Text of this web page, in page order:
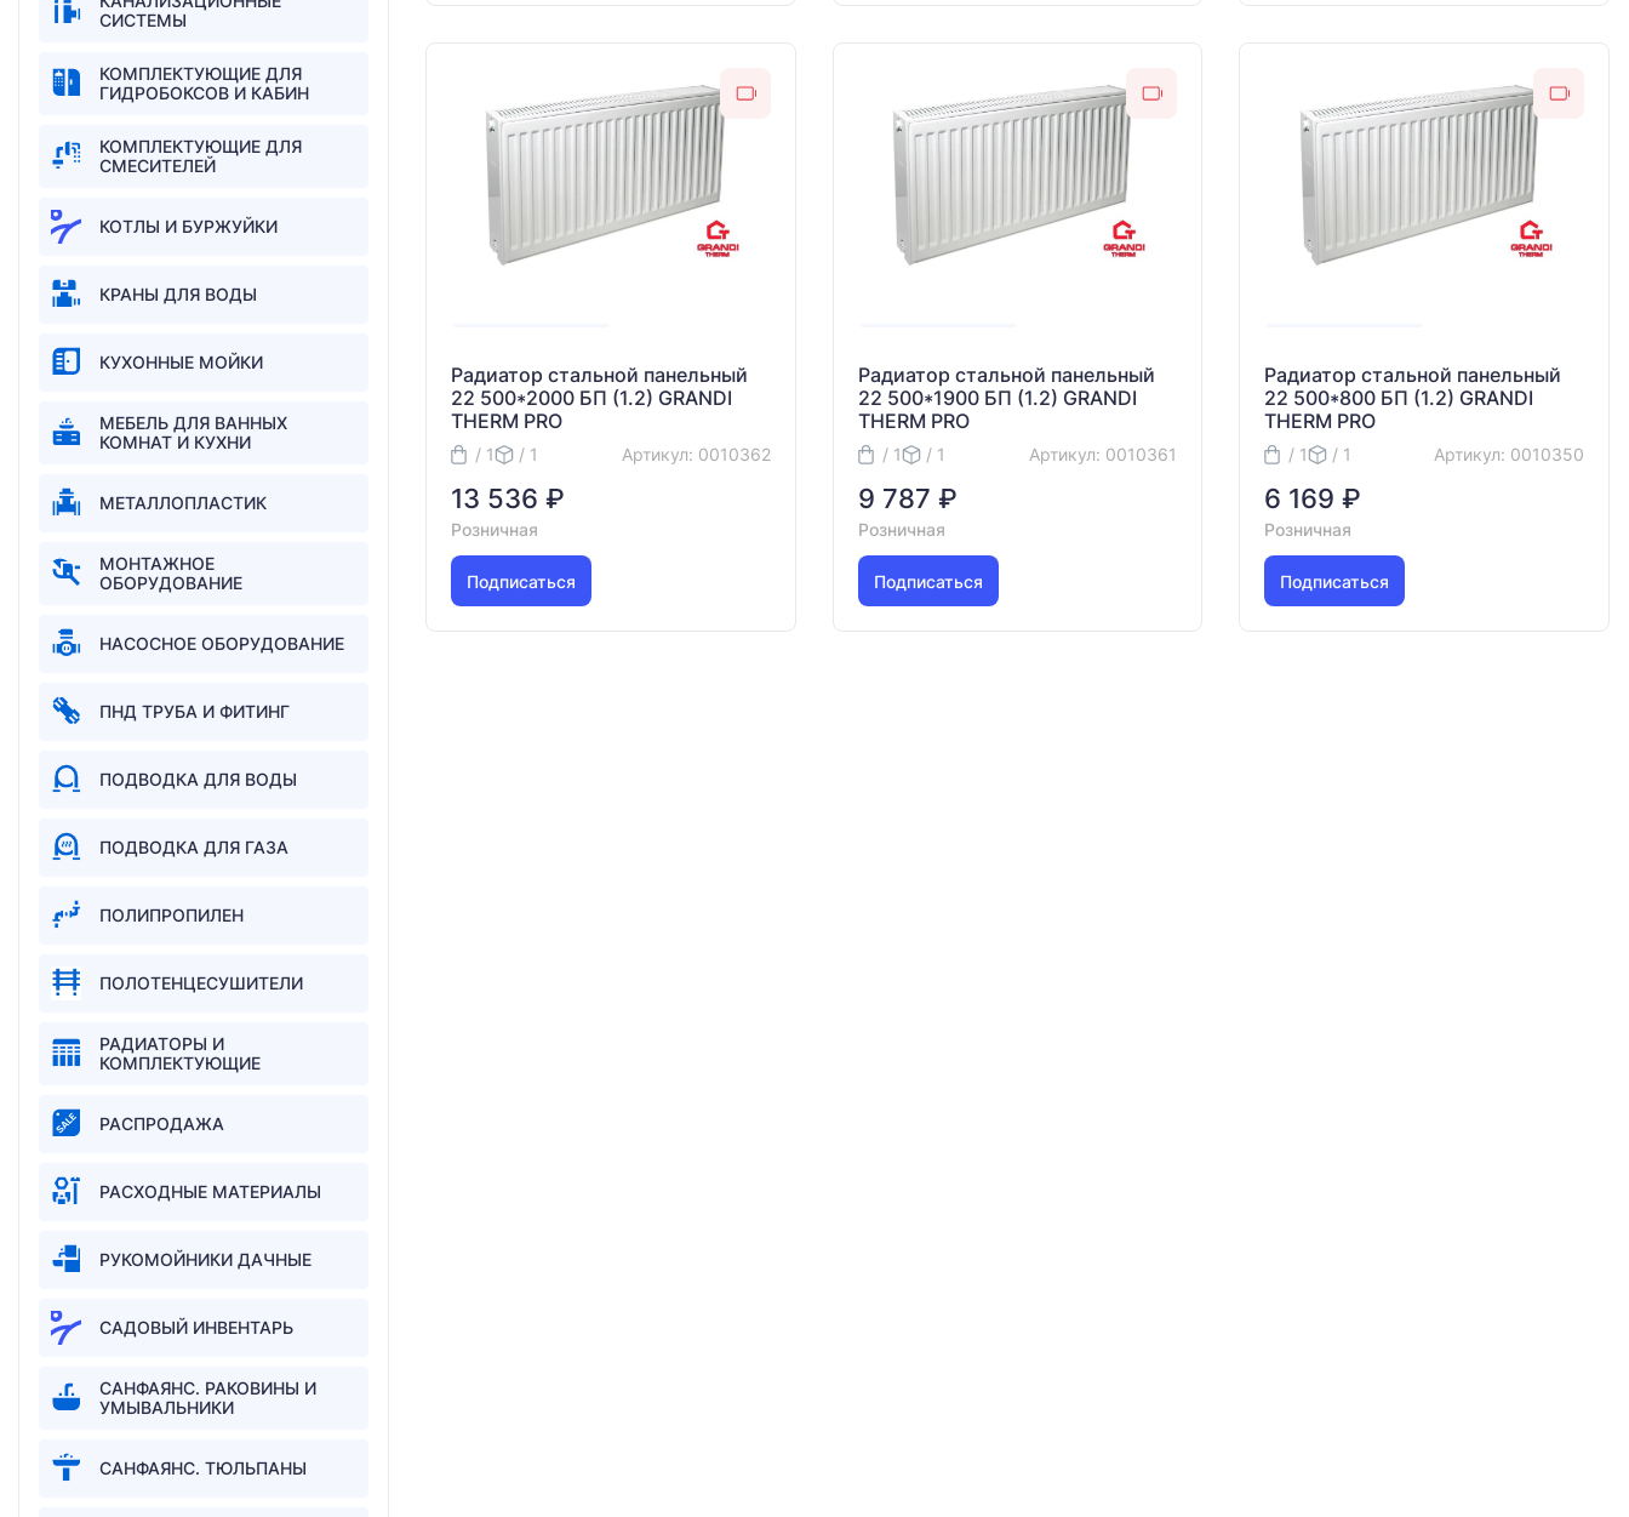
СИСТЕМЫ
КОМПЛЕКТУЮЩИЕ ДЛЯ
ГИДРОБОКСОВ И КАБИН
КОМПЛЕКТУЮЩИЕ ДЛЯ
СМЕСИТЕЛЕЙ
КОТЛЫ И БУРЖУЙКИ
КРАНЫ ДЛЯ ВОДЫ
КУХОННЫЕ МОЙКИ
МЕБЕЛЬ ДЛЯ ВАННЫХ
КОМНАТ И КУХНИ
МЕТАЛЛОПЛАСТИК
МОНТАЖНОЕ
ОБОРУДОВАНИЕ
НАСОСНОЕ ОБОРУДОВАНИЕ
ПНД ТРУБА И ФИТИНГ
ПОДВОДКА ДЛЯ ВОДЫ
ПОДВОДКА ДЛЯ ГАЗА
ПОЛИПРОПИЛЕН
ПОЛОТЕНЦЕСУШИТЕЛИ
РАДИАТОРЫ И
КОМПЛЕКТУЮЩИЕ
РАСПРОДАЖА
РАСХОДНЫЕ МАТЕРИАЛЫ
РУКОМОЙНИКИ ДАЧНЫЕ
САДОВЫЙ ИНВЕНТАРЬ
САНФАЯНС. РАКОВИНЫ И
УМЫВАЛЬНИКИ
САНФАЯНС. ТЮЛЬПАНЫ
Радиатор стальной панельный
22 500*2000 БП (1.2) GRANDI
THERM PRO
/ 1 / 1 Артикул: 0010362
13 536 ₽
Розничная
Подписаться
Радиатор стальной панельный
22 500*1900 БП (1.2) GRANDI
THERM PRO
/ 1 / 1 Артикул: 0010361
9 787 ₽
Розничная
Подписаться
Радиатор стальной панельный
22 500*800 БП (1.2) GRANDI
THERM PRO
/ 1 / 1 Артикул: 0010350
6 169 ₽
Розничная
Подписаться